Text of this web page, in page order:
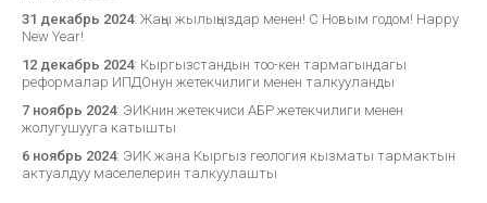
31 декабрь 2024: Жаңы жылыңыздар менен! С Новым годом! Happy
New Year!
12 декабрь 2024: Кыргызстандын тоо-кен тармагындагы
реформалар ИПДОнун жетекчилиги менен талкууланды
7 ноябрь 2024: ЭИКнин жетекчиси АБР жетекчилиги менен
жолугушууга катышты
6 ноябрь 2024: ЭИК жана Кыргыз геология кызматы тармактын
актуалдуу маселелерин талкуулашты